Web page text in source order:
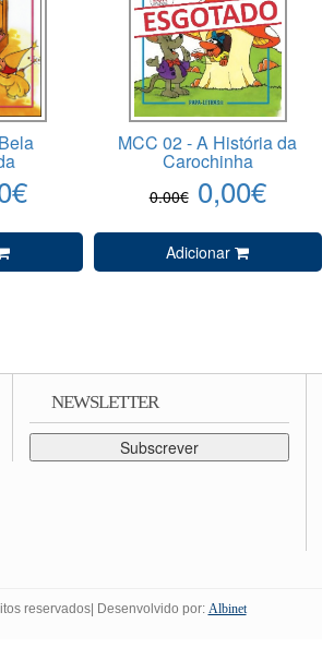
MCC 02 - A História da
Carochinha
0.00€ 0,00€
Adicionar
NEWSLETTER
Subscrever
reservados| Desenvolvido por: Albinet